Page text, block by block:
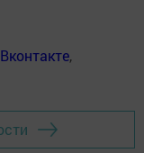
Вконтакте,